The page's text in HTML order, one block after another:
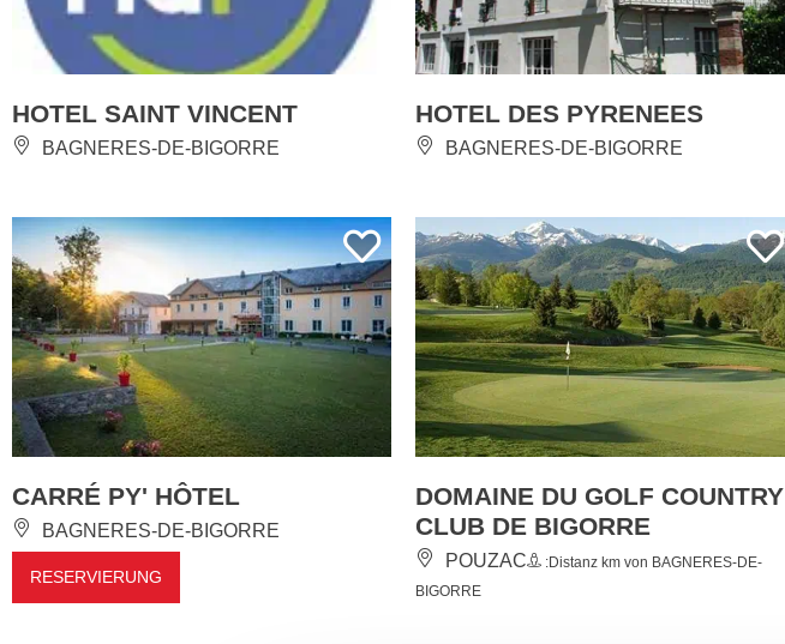
HOTEL SAINT VINCENT
BAGNERES-DE-BIGORRE
HOTEL DES PYRENEES
BAGNERES-DE-BIGORRE
CARRÉ PY' HÔTEL
BAGNERES-DE-BIGORRE
RESERVIERUNG
DOMAINE DU GOLF COUNTRY
CLUB DE BIGORRE
POUZAC
:Distanz km von BAGNERES-DE-
BIGORRE